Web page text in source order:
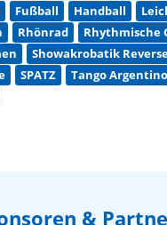
Fußball Handball
Rhönrad
Rhythmische
Showakrobatik
SPATZ Tango Argentino
&